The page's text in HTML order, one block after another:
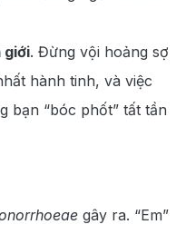
giới. Đừng vội hoảng sợ
hành tinh, và việc
bạn “bóc phốt” tất tần
gây ra. “Em”